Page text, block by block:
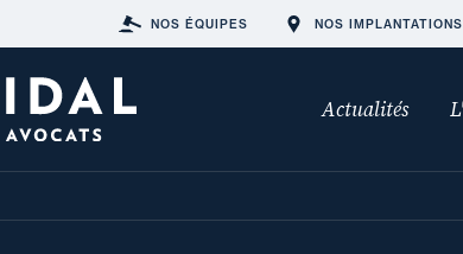
NOS ÉQUIPES NOS IMPLANTATIONS
Actualités